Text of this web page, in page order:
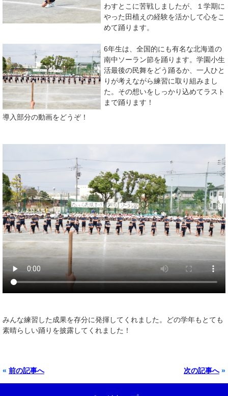
わすとこに苦戦しましたが、１学期に
やった田植えの経験を活かして心をこ
めて踊ります。
6年生は、全国的にも有名な北海道の
南中ソーラン節を踊ります。学園小生
活最後の民舞をどう踊るか、一人ひと
りが考えながら練習に取り組みまし
た。その想いをしっかり込めてラスト
まで踊ります！
導入部分の動画をどうぞ！
みんな練習した成果を存分に発揮してくれました。どの学年もとても
素晴らしい踊りを披露してくれました！
« 前の記事へ 次の記事へ»